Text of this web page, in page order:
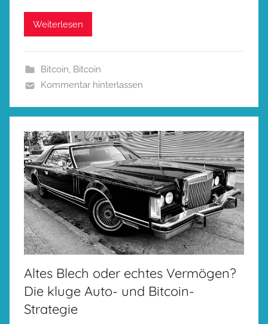
Weiterlesen
Bitcoin, Bitcoin
Kommentar hinterlassen
Altes Blech oder echtes Vermögen?
Die kluge Auto- und Bitcoin-
Strategie